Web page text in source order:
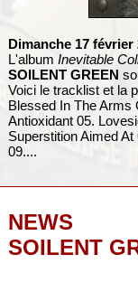
Dimanche 17 février
L'album Inevitable
SOILENT GREEN
Voici le tracklist et la
Blessed In The Arms
Antioxidant 05.
Superstition Aimed
09....
NEWS
SOILENT